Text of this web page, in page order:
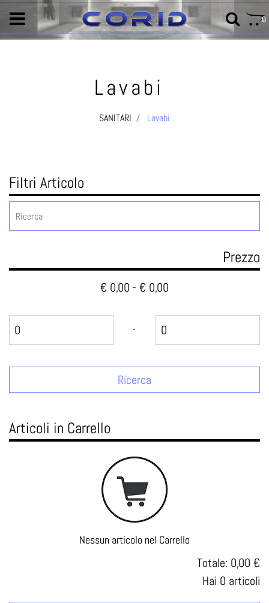
0
Lavabi
SANITARI Lavabi
Filtri Articolo
Prezzo
€ 0,00 - € 0,00
Prezzo minimo - Prezzo massimo
Articoli in Carrello
Nessun articolo nel Carrello
Hai 0 articoli
Totale: 0,00 €